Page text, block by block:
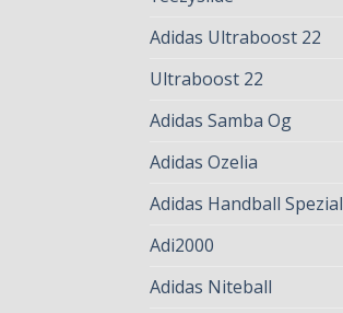
Adidas Ultraboost 22
Ultraboost 22
Adidas Samba Og
Adidas Ozelia
Adidas Handball Spezial
Adi2000
Adidas Niteball